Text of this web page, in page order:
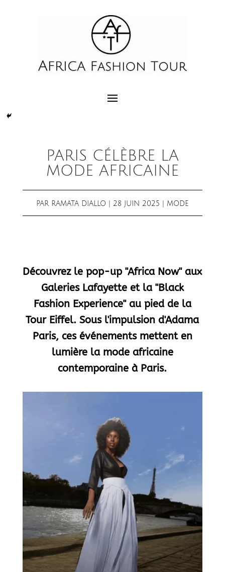
PARIS CÉLÈBRE LA
MODE AFRICAINE
PAR RAMATA DIALLO 28 JUIN 2025 MODE
Découvrez le pop-up "Africa Now" aux
Galeries Lafayette et la "Black
Fashion Experience" au pied de la
Tour Eiffel. Sous l'impulsion d'Adama
Paris, ces événements mettent en
lumière la mode africaine
contemporaine à Paris.